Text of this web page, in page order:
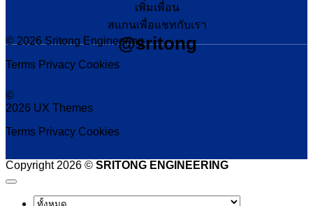
เพิ่มเพื่อน
สแกนเพื่อแชทกับเรา
@sritong
© 2026 Sritong Engineering
Terms Privacy Cookies
©
2026 UX Themes
Terms Privacy Cookies
Copyright 2026 © SRITONG ENGINEERING